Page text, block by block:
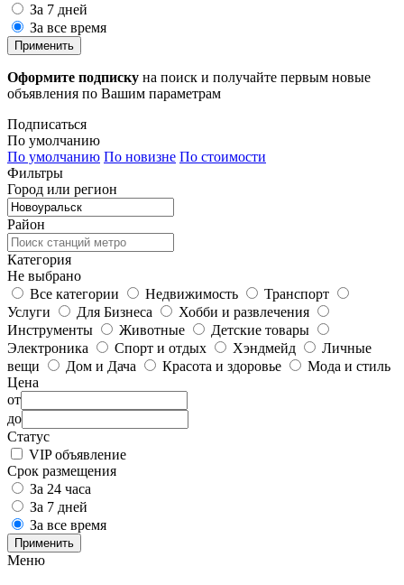
За 7 дней
За все время
Применить
Оформите подписку на поиск и получайте первым новые
объявления по Вашим параметрам
Подписаться
По умолчанию
По умолчанию По новизне По стоимости
Фильтры
Город или регион
Район
Категория
Не выбрано
Все категории
Недвижимость
Транспорт
Услуги
Для Бизнеса
Хобби и развлечения
Инструменты
Животные
Детские товары
Электроника
Спорт и отдых Хэндмейд
Личные
вещи
Дом и Дача Красота и здоровье
Мода и стиль
Цена
от
до
Статус
VIP объявление
Срок размещения
За 24 часа
За 7 дней
За все время
Применить
Меню